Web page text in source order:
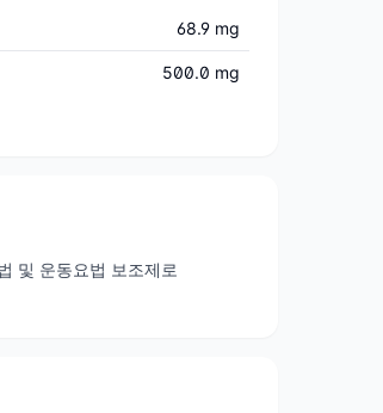
68.9 mg
500.0 mg
및 운동요법 보조제로